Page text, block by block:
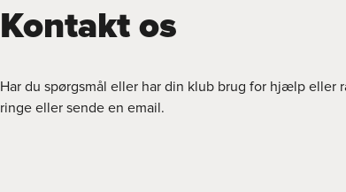
Kontakt os
Har du spørgsmål eller har din klub brug for hjælp eller
ringe eller sende en email.